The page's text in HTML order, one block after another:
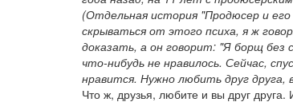
(Отдельная история "Продюсер и
скрываться от этого психа, я ж
доказать, а он говорит: "Я борщ
что-нибудь не нравилось. Сейчас,
нравится. Нужно любить друг друга,
Что ж, друзья, любите и вы друг